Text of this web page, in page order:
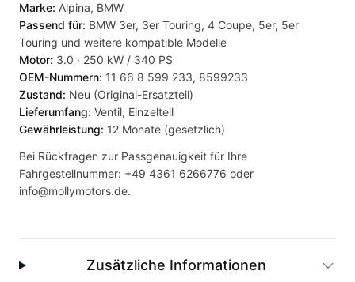
Marke: Alpina, BMW
Passend für: BMW 3er, 3er Touring, 4 Coupe, 5er, 5er
Touring und weitere kompatible Modelle
Motor: 3.0 · 250 kW / 340 PS
OEM-Nummern: 11 66 8 599 233, 8599233
Zustand: Neu (Original-Ersatzteil)
Lieferumfang: Ventil, Einzelteil
Gewährleistung: 12 Monate (gesetzlich)
Bei Rückfragen zur Passgenauigkeit für Ihre
Fahrgestellnummer: +49 4361 6266776 oder
info@mollymotors.de.
Zusätzliche Informationen